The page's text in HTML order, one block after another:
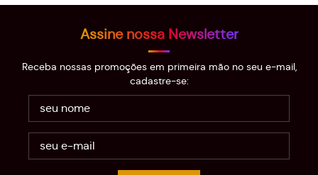
Assine nossa Newsletter
Receba nossas promoções em primeira mão no seu e-mail,
cadastre-se: